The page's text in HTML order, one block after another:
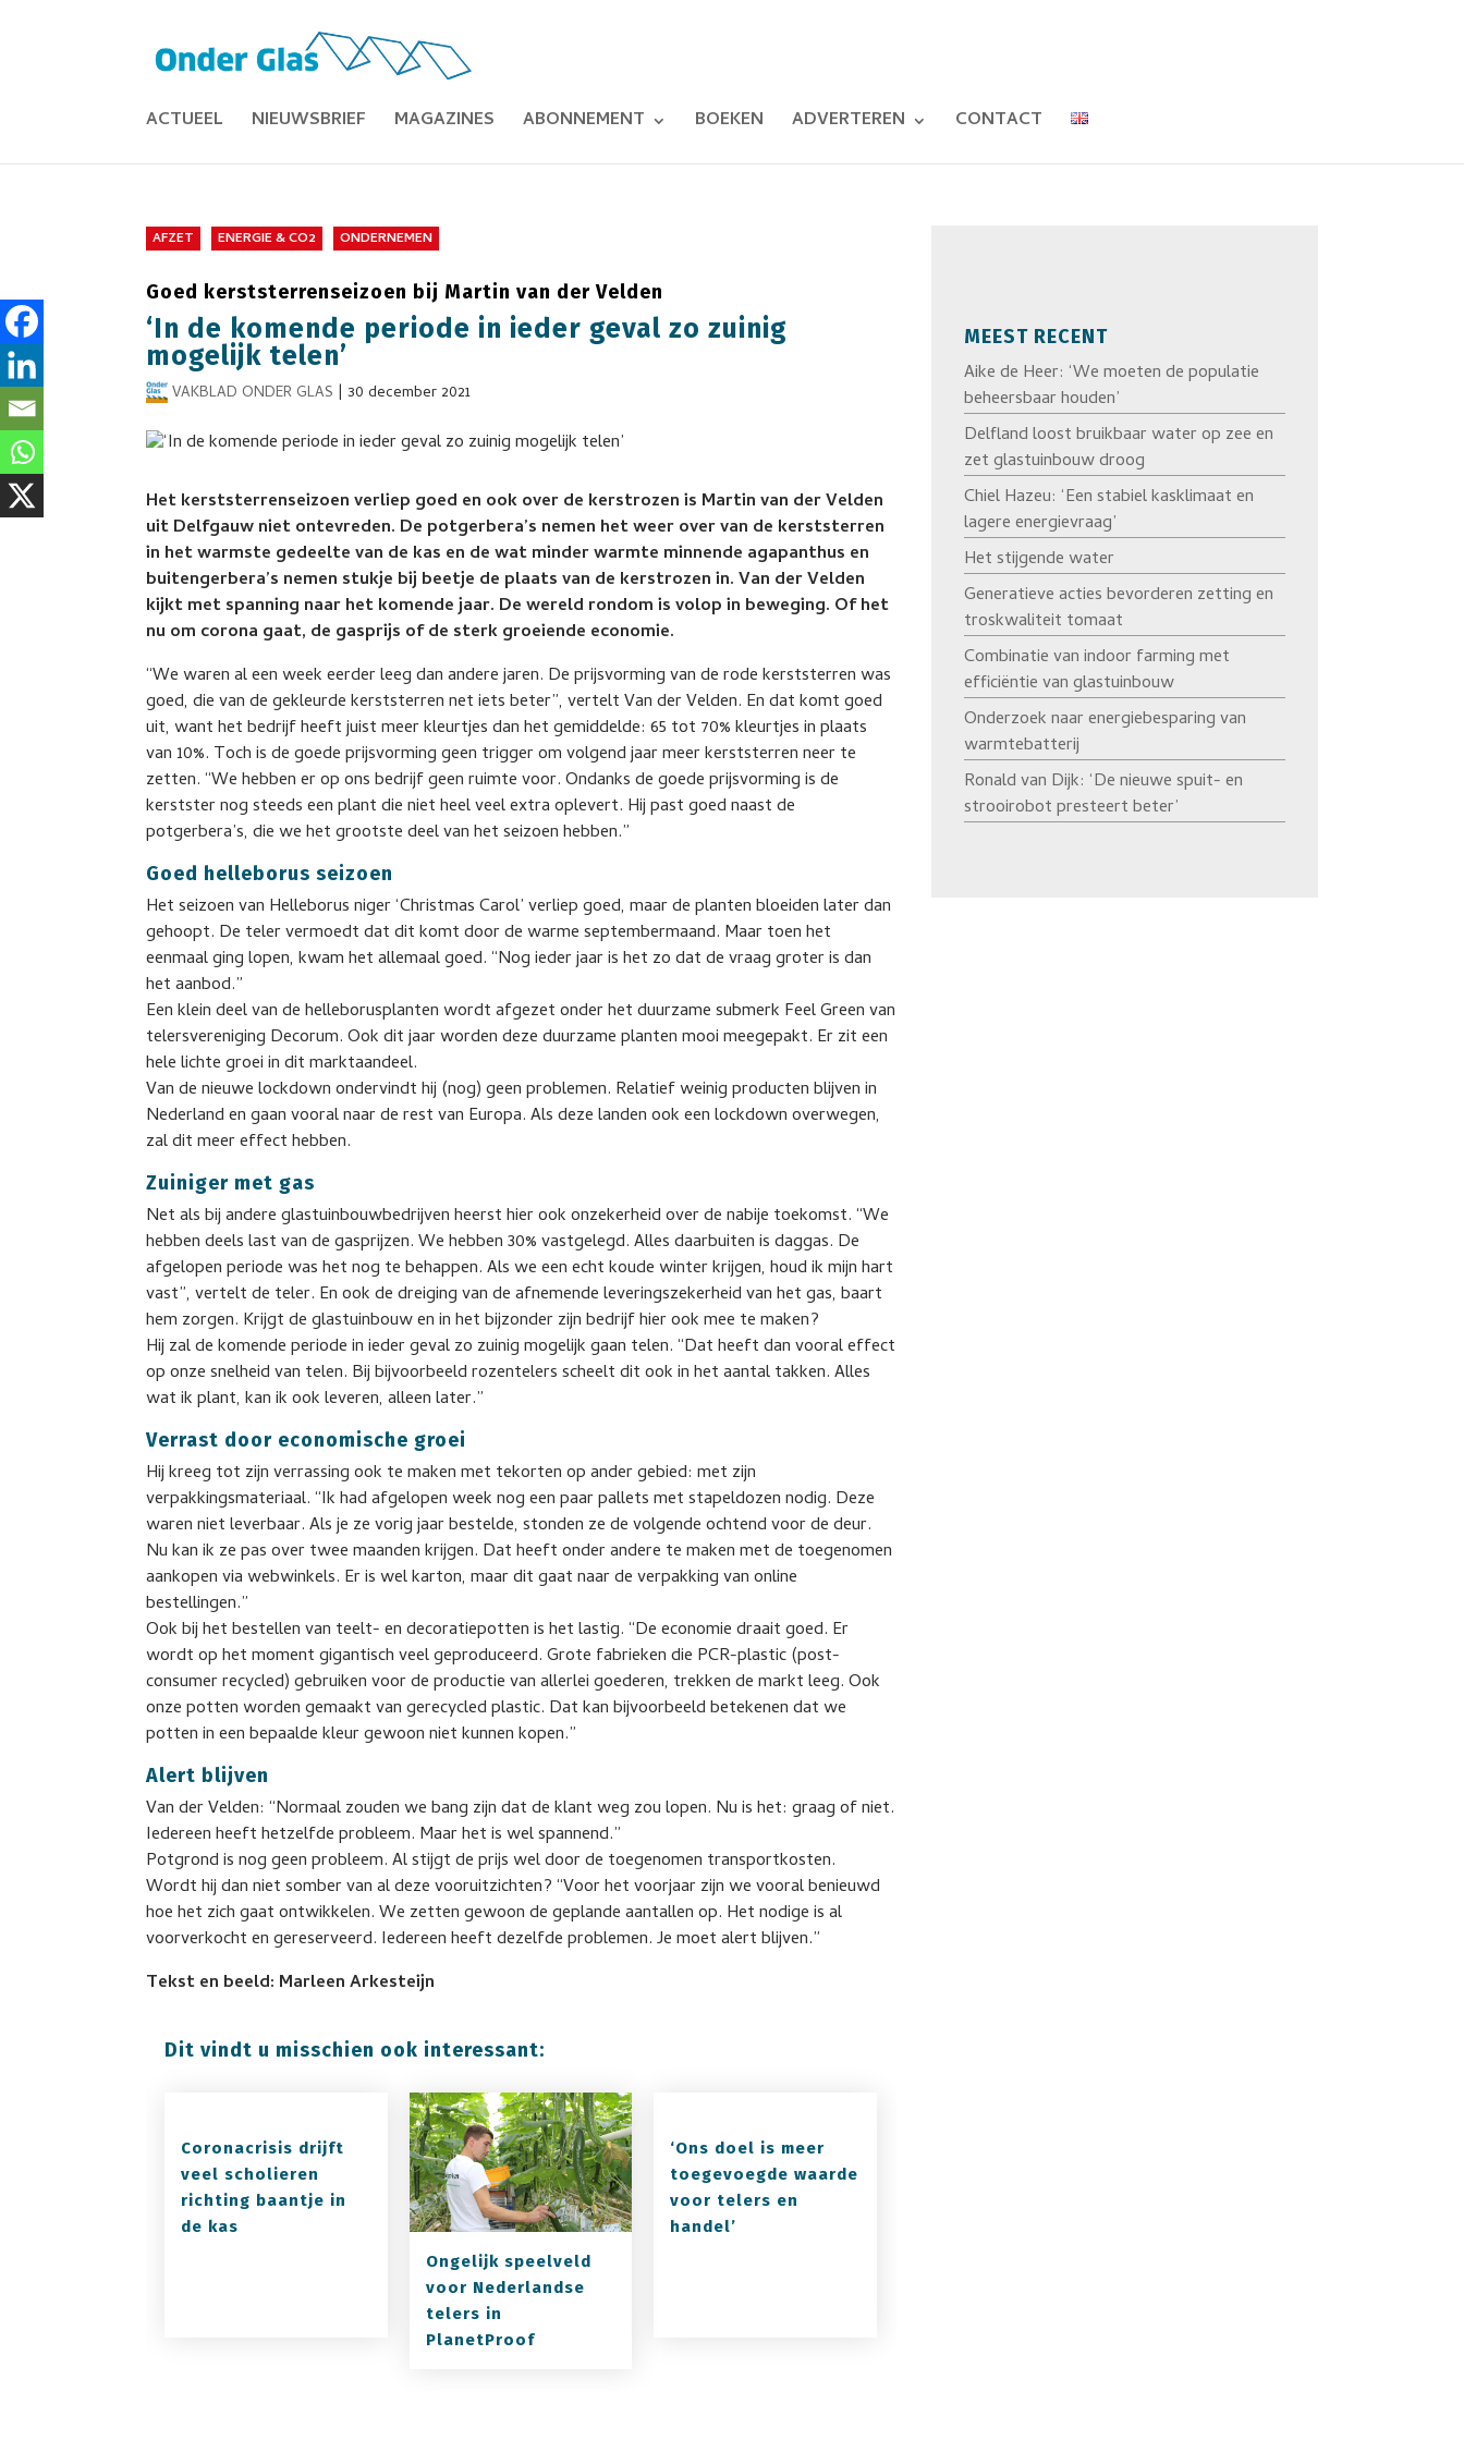
ACTUEEL NIEUWSBRIEF MAGAZINES ABONNEMENT BOEKEN ADVERTEREN CONTACT
AFZET ENERGIE & CO2 ONDERNEMEN
Goed kerststerrenseizoen bij Martin van der Velden
‘In de komende periode in ieder geval zo zuinig
mogelijk telen’
VAKBLAD ONDER GLAS |30 december 2021
Het kerststerrenseizoen verliep goed en ook over de kerstrozen is Martin van der Velden
uit Delfgauw niet ontevreden. De potgerbera’s nemen het weer over van de kerststerren
in het warmste gedeelte van de kas en de wat minder warmte minnende agapanthus en
buitengerbera’s nemen stukje bij beetje de plaats van de kerstrozen in. Van der Velden
kijkt met spanning naar het komende jaar. De wereld rondom is volop in beweging. Of het
nu om corona gaat, de gasprijs of de sterk groeiende economie.
“We waren al een week eerder leeg dan andere jaren. De prijsvorming van de rode kerststerren was
goed, die van de gekleurde kerststerren net iets beter”, vertelt Van der Velden. En dat komt goed
uit, want het bedrijf heeft juist meer kleurtjes dan het gemiddelde: 65 tot 70% kleurtjes in plaats
van 10%. Toch is de goede prijsvorming geen trigger om volgend jaar meer kerststerren neer te
zetten. “We hebben er op ons bedrijf geen ruimte voor. Ondanks de goede prijsvorming is de
kerstster nog steeds een plant die niet heel veel extra oplevert. Hij past goed naast de
potgerbera’s, die we het grootste deel van het seizoen hebben.”
Goed helleborus seizoen
Het seizoen van Helleborus niger ‘Christmas Carol’ verliep goed, maar de planten bloeiden later dan
gehoopt. De teler vermoedt dat dit komt door de warme septembermaand. Maar toen het
eenmaal ging lopen, kwam het allemaal goed. “Nog ieder jaar is het zo dat de vraag groter is dan
het aanbod.”
Een klein deel van de helleborusplanten wordt afgezet onder het duurzame submerk Feel Green van
telersvereniging Decorum. Ook dit jaar worden deze duurzame planten mooi meegepakt. Er zit een
hele lichte groei in dit marktaandeel.
Van de nieuwe lockdown ondervindt hij (nog) geen problemen. Relatief weinig producten blijven in
Nederland en gaan vooral naar de rest van Europa. Als deze landen ook een lockdown overwegen,
zal dit meer effect hebben.
Zuiniger met gas
Net als bij andere glastuinbouwbedrijven heerst hier ook onzekerheid over de nabije toekomst. “We
hebben deels last van de gasprijzen. We hebben 30% vastgelegd. Alles daarbuiten is daggas. De
afgelopen periode was het nog te behappen. Als we een echt koude winter krijgen, houd ik mijn hart
vast”, vertelt de teler. En ook de dreiging van de afnemende leveringszekerheid van het gas, baart
hem zorgen. Krijgt de glastuinbouw en in het bijzonder zijn bedrijf hier ook mee te maken?
Hij zal de komende periode in ieder geval zo zuinig mogelijk gaan telen. “Dat heeft dan vooral effect
op onze snelheid van telen. Bij bijvoorbeeld rozentelers scheelt dit ook in het aantal takken. Alles
wat ik plant, kan ik ook leveren, alleen later.”
Verrast door economische groei
Hij kreeg tot zijn verrassing ook te maken met tekorten op ander gebied: met zijn
verpakkingsmateriaal. “Ik had afgelopen week nog een paar pallets met stapeldozen nodig. Deze
waren niet leverbaar. Als je ze vorig jaar bestelde, stonden ze de volgende ochtend voor de deur.
Nu kan ik ze pas over twee maanden krijgen. Dat heeft onder andere te maken met de toegenomen
aankopen via webwinkels. Er is wel karton, maar dit gaat naar de verpakking van online
bestellingen.”
Ook bij het bestellen van teelt- en decoratiepotten is het lastig. “De economie draait goed. Er
wordt op het moment gigantisch veel geproduceerd. Grote fabrieken die PCR-plastic (post-
consumer recycled) gebruiken voor de productie van allerlei goederen, trekken de markt leeg. Ook
onze potten worden gemaakt van gerecycled plastic. Dat kan bijvoorbeeld betekenen dat we
potten in een bepaalde kleur gewoon niet kunnen kopen.”
Alert blijven
Van der Velden: “Normaal zouden we bang zijn dat de klant weg zou lopen. Nu is het: graag of niet.
Iedereen heeft hetzelfde probleem. Maar het is wel spannend.”
Potgrond is nog geen probleem. Al stijgt de prijs wel door de toegenomen transportkosten.
Wordt hij dan niet somber van al deze vooruitzichten? “Voor het voorjaar zijn we vooral benieuwd
hoe het zich gaat ontwikkelen. We zetten gewoon de geplande aantallen op. Het nodige is al
voorverkocht en gereserveerd. Iedereen heeft dezelfde problemen. Je moet alert blijven.”
Tekst en beeld: Marleen Arkesteijn
Dit vindt u misschien ook interessant:
Coronacrisis drijft
veel scholieren
richting baantje in
de kas
Ongelijk speelveld
voor Nederlandse
telers in
PlanetProof
‘Ons doel is meer
toegevoegde waarde
voor telers en
handel’
MEEST RECENT
Aike de Heer: ‘We moeten de populatie
beheersbaar houden’
Delfland loost bruikbaar water op zee en
zet glastuinbouw droog
Chiel Hazeu: ‘Een stabiel kasklimaat en
lagere energievraag’
Het stijgende water
Generatieve acties bevorderen zetting en
troskwaliteit tomaat
Combinatie van indoor farming met
efficiëntie van glastuinbouw
Onderzoek naar energiebesparing van
warmtebatterij
Ronald van Dijk: ‘De nieuwe spuit- en
strooirobot presteert beter’